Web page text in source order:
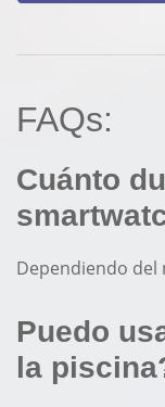
FAQs:
Cuánto
Dependiendo del
Puedo
la